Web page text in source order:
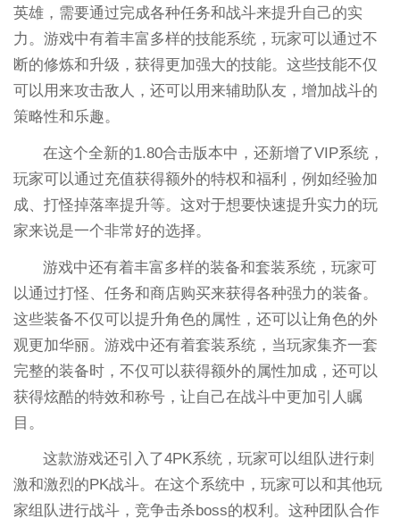
英雄，需要通过完成各种任务和战斗来提升自己的实
力。游戏中有着丰富多样的技能系统，玩家可以通过不
断的修炼和升级，获得更加强大的技能。这些技能不仅
可以用来攻击敌人，还可以用来辅助队友，增加战斗的
策略性和乐趣。
在这个全新的1.80合击版本中，还新增了VIP系统，
玩家可以通过充值获得额外的特权和福利，例如经验加
成、打怪掉落率提升等。这对于想要快速提升实力的玩
家来说是一个非常好的选择。
游戏中还有着丰富多样的装备和套装系统，玩家可
以通过打怪、任务和商店购买来获得各种强力的装备。
这些装备不仅可以提升角色的属性，还可以让角色的外
观更加华丽。游戏中还有着套装系统，当玩家集齐一套
完整的装备时，不仅可以获得额外的属性加成，还可以
获得炫酷的特效和称号，让自己在战斗中更加引人瞩
目。
这款游戏还引入了4PK系统，玩家可以组队进行刺
激和激烈的PK战斗。在这个系统中，玩家可以和其他玩
家组队进行战斗，竞争击杀boss的权利。这种团队合作